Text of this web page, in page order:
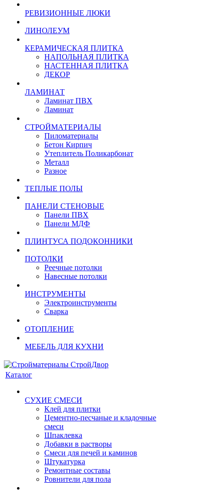
РЕВИЗИОННЫЕ ЛЮКИ
ЛИНОЛЕУМ
КЕРАМИЧЕСКАЯ ПЛИТКА
НАПОЛЬНАЯ ПЛИТКА
НАСТЕННАЯ ПЛИТКА
ДЕКОР
ЛАМИНАТ
Ламинат ПВХ
Ламинат
СТРОЙМАТЕРИАЛЫ
Пиломатериалы
Бетон Кирпич
Утеплитель Поликарбонат
Металл
Разное
ТЕПЛЫЕ ПОЛЫ
ПАНЕЛИ СТЕНОВЫЕ
Панели ПВХ
Панели МДФ
ПЛИНТУСА ПОДОКОННИКИ
ПОТОЛКИ
Реечные потолки
Навесные потолки
ИНСТРУМЕНТЫ
Электроинструменты
Сварка
ОТОПЛЕНИЕ
МЕБЕЛЬ ДЛЯ КУХНИ
Каталог
СУХИЕ СМЕСИ
Клей для плитки
Цементно-песчаные и кладочные
смеси
Шпаклевка
Добавки в растворы
Смеси для печей и каминов
Штукатурка
Ремонтные составы
Ровнители для пола